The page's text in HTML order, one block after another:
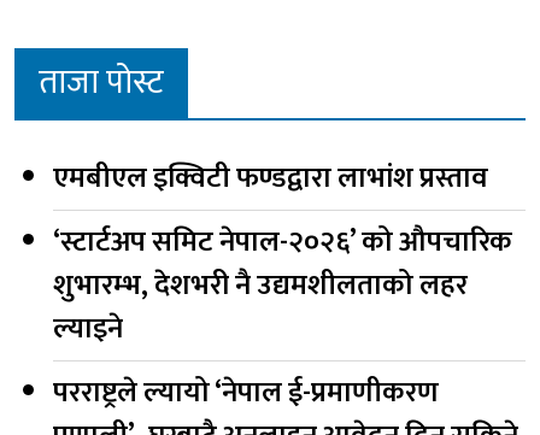
ताजा पोस्ट
एमबीएल इक्विटी फण्डद्वारा लाभांश प्रस्ताव
‘स्टार्टअप समिट नेपाल-२०२६’ को औपचारिक
शुभारम्भ, देशभरी नै उद्यमशीलताको लहर
ल्याइने
परराष्ट्रले ल्यायो ‘नेपाल ई-प्रमाणीकरण